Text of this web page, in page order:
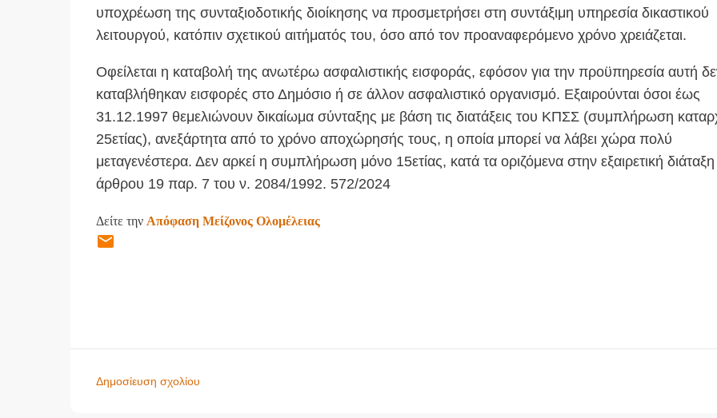
υποχρέωση της συνταξιοδοτικής διοίκησης να προσμετρήσει στη συντάξιμη υπηρεσία δικαστικού
λειτουργού, κατόπιν σχετικού αιτήματός του, όσο από τον προαναφερόμενο χρόνο χρειάζεται.
Οφείλεται η καταβολή της ανωτέρω ασφαλιστικής εισφοράς, εφόσον για την προϋπηρεσία αυτή
καταβλήθηκαν εισφορές στο Δημόσιο ή σε άλλον ασφαλιστικό οργανισμό. Εξαιρούνται όσοι έως
31.12.1997 θεμελιώνουν δικαίωμα σύνταξης με βάση τις διατάξεις του ΚΠΣΣ (συμπλήρωση
25ετίας), ανεξάρτητα από το χρόνο αποχώρησής τους, η οποία μπορεί να λάβει χώρα πολύ
μεταγενέστερα. Δεν αρκεί η συμπλήρωση μόνο 15ετίας, κατά τα οριζόμενα στην εξαιρετική
άρθρου 19 παρ. 7 του ν. 2084/1992. 572/2024
Δείτε τηνΑπόφαση Μείζονος Ολομέλειας
Δημοσίευση σχολίου